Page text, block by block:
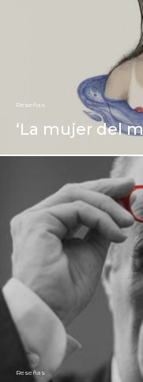
Reseñas
‘La mujer del
Reseñas